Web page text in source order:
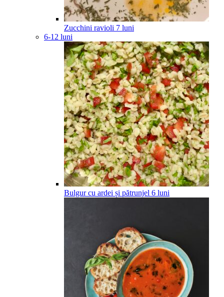
Zucchini ravioli 7 luni
6-12 luni
Bulgur cu ardei și pătrunjel 6 luni